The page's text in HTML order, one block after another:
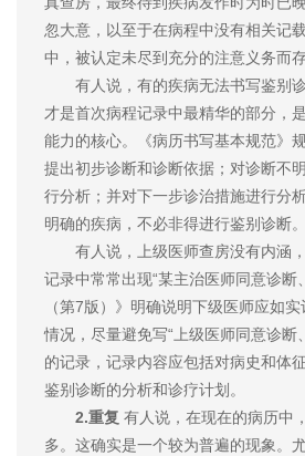
忽大意，以至于在病程中没有相关记
中，被认定未尽到充分的注意义务而
有人说，有的疾病无法书写鉴别
才是首次病程记录中最精华的部分，
能力的核心。《病历书写基本规范》
提出初步诊断和诊断依据；对诊断不
行分析；并对下一步诊治措施进行分
明确的疾病，不必非得进行鉴别诊断。
有人说，上级医师查房没有内涵
记录中常常出现“某主治医师同意诊断
（第7版）》明确说明下级医师应如
情况，尽量避免写“上级医师同意诊断
的记录，记录内容应包括对病史和体
鉴别诊断的分析和诊疗计划。
2.重复 有人说，在现在的病历中
多。这确实是一个较为普遍的现象。